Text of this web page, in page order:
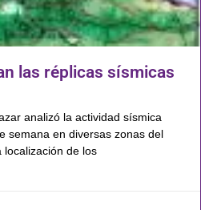
las réplicas sísmicas
analizó la actividad sísmica
semana en diversas zonas del
localización de los